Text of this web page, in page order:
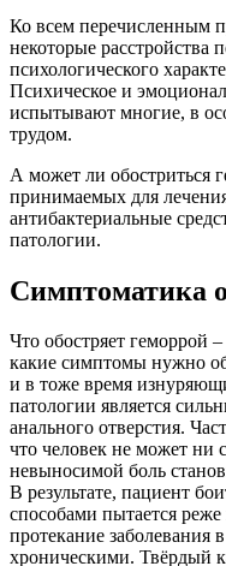
Ко всем перечисленным
некоторые расстройства
психологического
Психическое и
испытывают многие, в
трудом.
А может ли обостриться
принимаемых для
антибактериальные
патологии.
Симптоматика
Что обостряет геморрой
какие симптомы нужно
и в тоже время
патологии является
анального отверстия.
что человек не может ни
невыносимой боль
В результате, пациент
способами пытается
протекание заболевания
хроническими. Твёрдый